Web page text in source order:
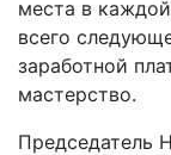
места в
всего
заработной
мастерство.
Председатель